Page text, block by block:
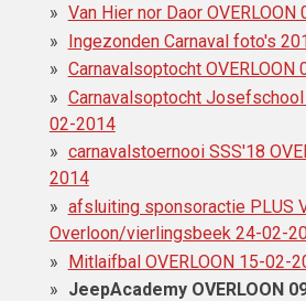
Van Hier nor Daor
Ingezonden Carnaval foto's
Carnavalsoptocht OVERLOON
Carnavalsoptocht Josefschool
02-2014
carnavalstoernooi SSS'18
2014
afsluiting sponsoractie PLUS
Overloon/vierlingsbeek 24-02-
Mitlaifbal OVERLOON 15-02-
JeepAcademy OVERLOON